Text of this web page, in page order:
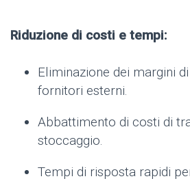
Riduzione di costi e tempi:
Eliminazione dei margini
fornitori esterni.
Abbattimento di costi di
stoccaggio.
Tempi di risposta rapidi